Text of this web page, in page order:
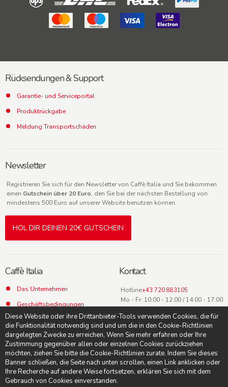
Rücksendungen & Support
Garantie- und Serviceportal
Produktrückgabe
Meldung Transportschäden
Newsletter
Registrieren Sie sich für den Newsletter von Caffè Italia und Sie bekommen
einen Gutschein über 20 Euro, den Sie bei der nächsten Bestellung von
mindestens 500 Euro auf unserer Website benutzen können.
HOL DIR DEINEN 20€ GUTSCHEIN
Caffè Italia
Das Unternehmen
Geschäftsbedingungen
Datenschutz
Kontact
Kontact
Hotline:+43 720 883105
Mo - Fr: 10:00 - 12:00 / 14:00 - 17:00
Uhr
© Caffè Italia -Suche AGB-Impressum
Diese Website oder ihre Drittanbieter-Tools verwenden Cookies, die für
die Funktionalität notwendig sind und um die in den Cookie-Richtlinien
dargelegten Zwecke zu erreichen. Wenn Sie mehr erfahren oder Ihre
Zustimmung gegenüber allen oder einzelnen Cookies zurückziehen
möchten, ziehen Sie bitte die Cookie-Richtlinien zurate. Indem Sie dieses
Banner schließen, die Seite nach unten scrollen, einen Link anklicken oder
Ihre Recherche auf andere Weise fortsetzen, erklären Sie sich mit dem
Gebrauch von Cookies einverstanden.